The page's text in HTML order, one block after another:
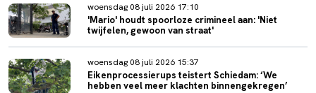
woensdag 08 juli 2026 17:10
'Mario' houdt spoorloze crimineel aan: 'Niet
twijfelen, gewoon van straat'
woensdag 08 juli 2026 15:37
Eikenprocessierups teistert Schiedam: ‘We
hebben veel meer klachten binnengekregen’